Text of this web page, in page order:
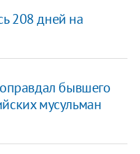
208 дней на
бывшего
мусульман